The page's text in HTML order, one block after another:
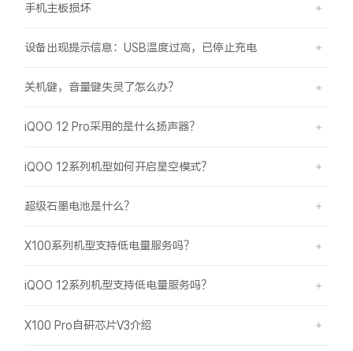
手机主板损坏
设备出现提示信息：USB温度过高，已停止充电
关机键，音量键失灵了怎么办？
iQOO 12 Pro采用的是什么扬声器？
iQOO 12系列机型如何开启星空模式？
超级石墨电池是什么？
X100系列机型支持低电量服务吗？
iQOO 12系列机型支持低电量服务吗？
X100 Pro自研芯片V3介绍